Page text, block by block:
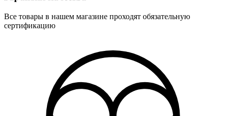
Все товары в нашем магазине проходят обязательную
сертификацию